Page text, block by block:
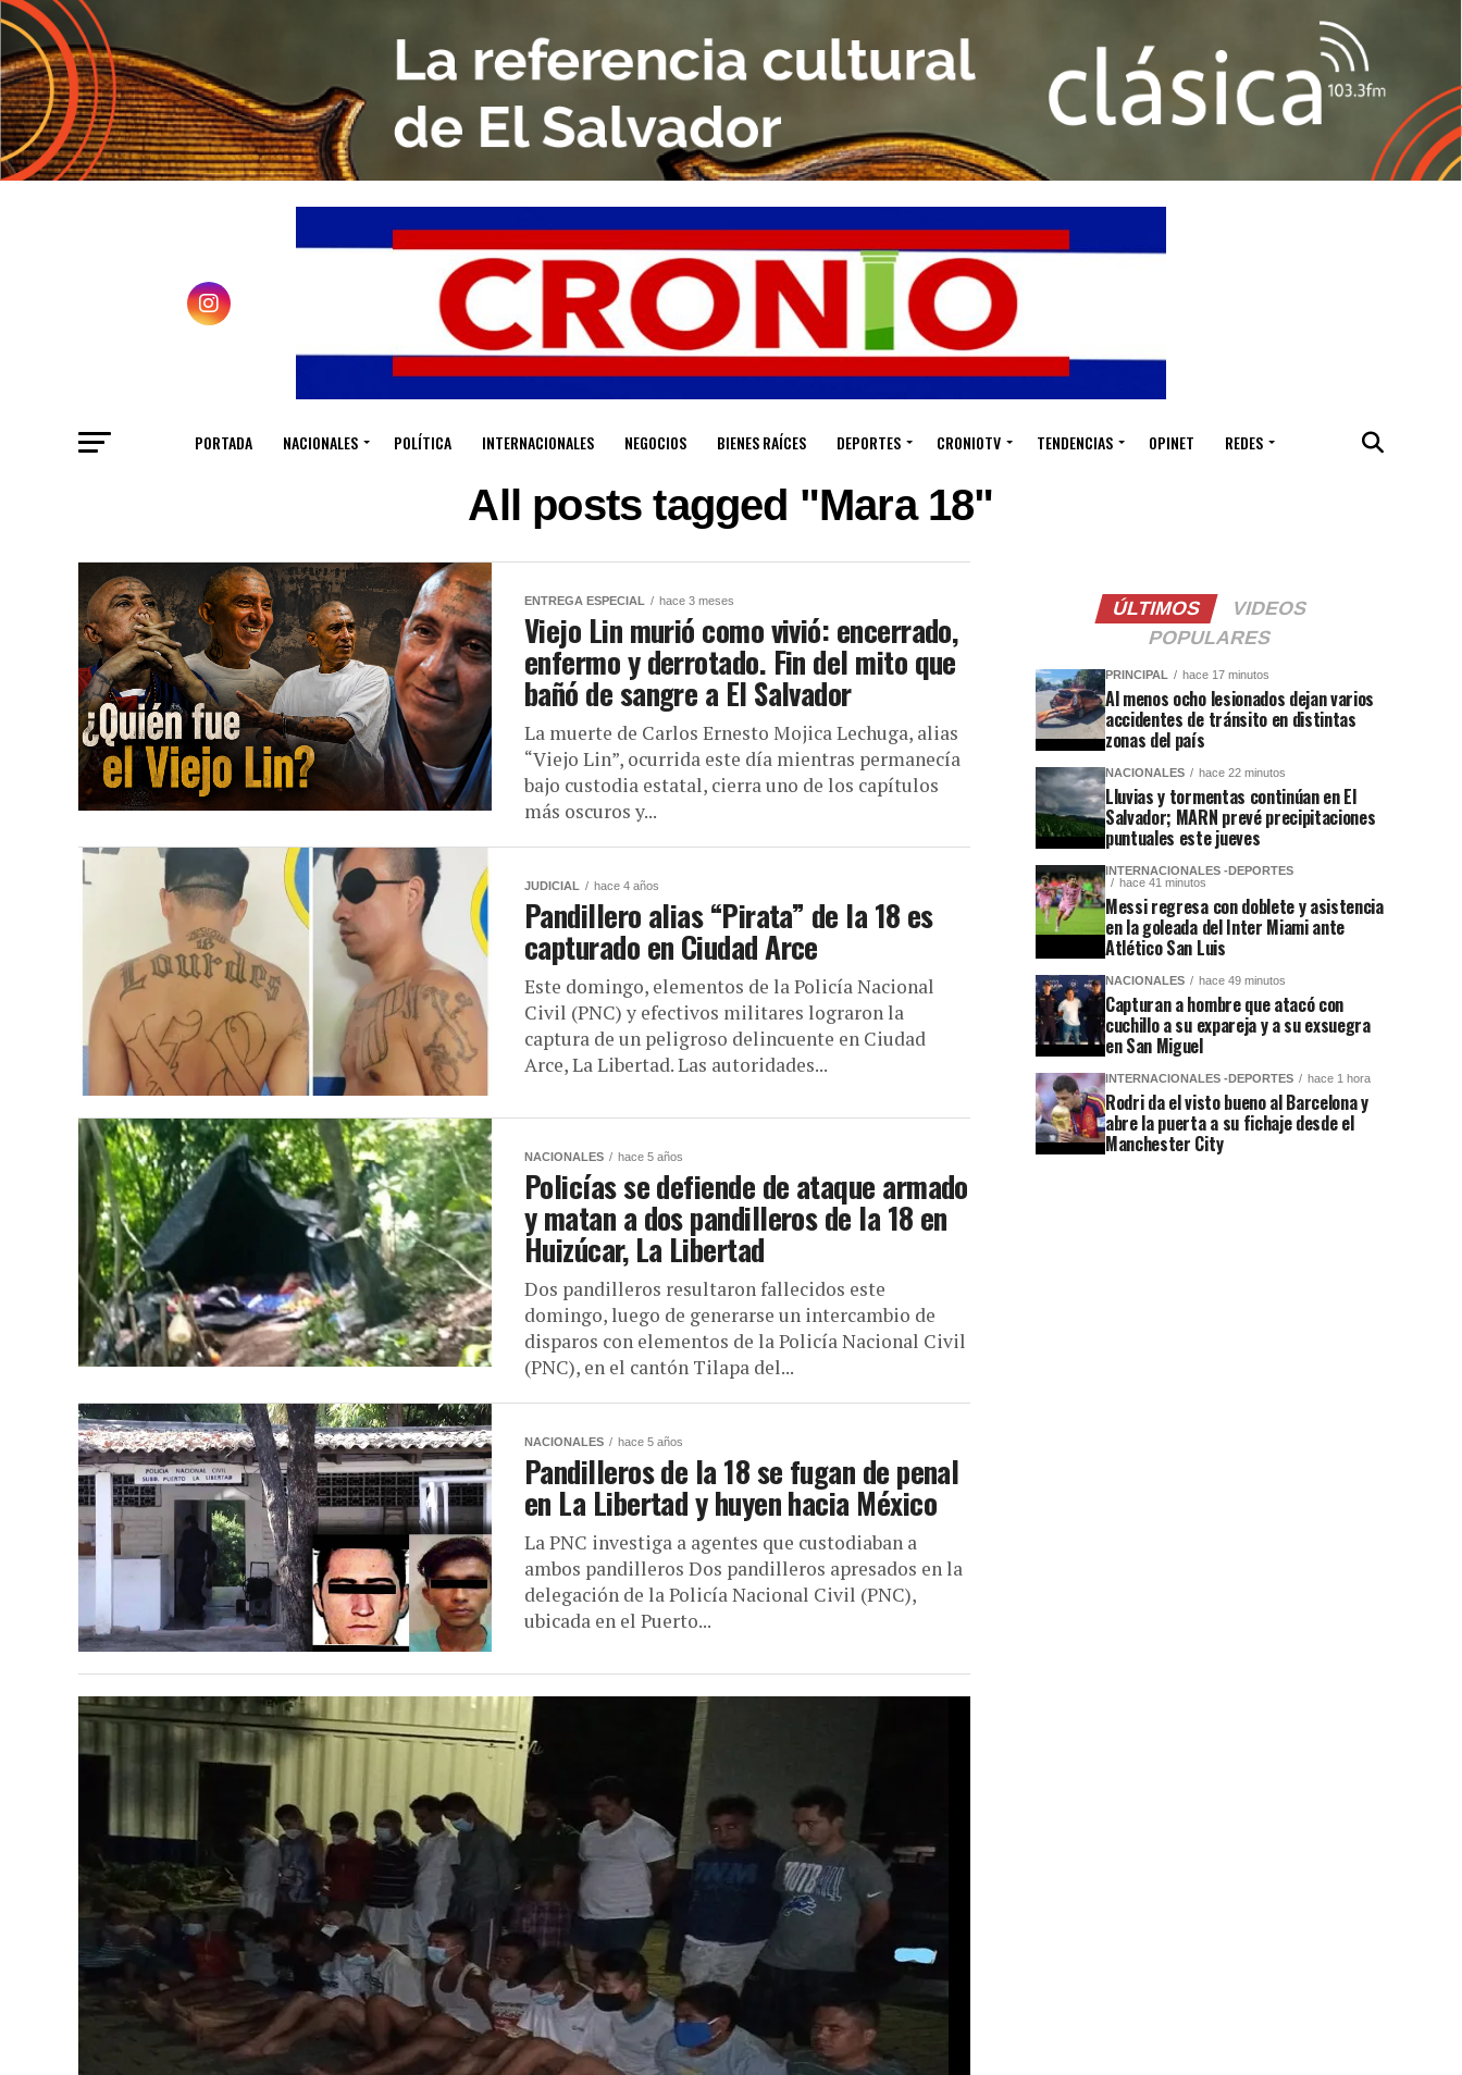
PORTADA NACIONALES POLÍTICA INTERNACIONALES NEGOCIOS BIENES RAÍCES DEPORTES CRONIOTV TENDENCIAS OPINET REDES
All posts tagged "Mara 18"
ENTREGA ESPECIAL hace 3 meses
Viejo Lin murió como vivió: encerrado,
enfermo y derrotado. Fin del mito que
bañó de sangre a El Salvador
La muerte de Carlos Ernesto Mojica Lechuga, alias
“Viejo Lin”, ocurrida este día mientras permanecía
bajo custodia estatal, cierra uno de los capítulos
más oscuros y...
JUDICIAL hace 4 años
Pandillero alias “Pirata” de la 18 es
capturado en Ciudad Arce
Este domingo, elementos de la Policía Nacional
Civil (PNC) y efectivos militares lograron la
captura de un peligroso delincuente en Ciudad
Arce, La Libertad. Las autoridades...
NACIONALES hace 5 años
Policías se defiende de ataque armado
y matan a dos pandilleros de la 18 en
Huizúcar, La Libertad
Dos pandilleros resultaron fallecidos este
domingo, luego de generarse un intercambio de
disparos con elementos de la Policía Nacional Civil
(PNC), en el cantón Tilapa del...
NACIONALES hace 5 años
Pandilleros de la 18 se fugan de penal
en La Libertad y huyen hacia México
La PNC investiga a agentes que custodiaban a
ambos pandilleros Dos pandilleros apresados en la
delegación de la Policía Nacional Civil (PNC),
ubicada en el Puerto...
ÚLTIMOS
VIDEOS
POPULARES
PRINCIPAL hace 17 minutos
Al menos ocho lesionados dejan varios
accidentes de tránsito en distintas
zonas del país
NACIONALES hace 22 minutos
Lluvias y tormentas continúan en El
Salvador; MARN prevé precipitaciones
puntuales este jueves
INTERNACIONALES -DEPORTES
hace 41 minutos
Messi regresa con doblete y asistencia
en la goleada del Inter Miami ante
Atlético San Luis
NACIONALES hace 49 minutos
Capturan a hombre que atacó con
cuchillo a su expareja y a su exsuegra
en San Miguel
INTERNACIONALES -DEPORTES hace 1 hora
Rodri da el visto bueno al Barcelona y
abre la puerta a su fichaje desde el
Manchester City